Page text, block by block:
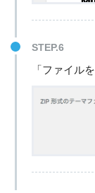
STEP.6
「ファイル